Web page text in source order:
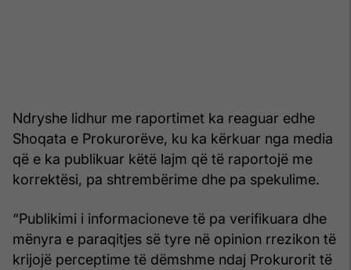
Ndryshe lidhur me raportimet ka reaguar edhe
Shoqata e Prokurorëve, ku ka kërkuar nga media
që e ka publikuar këtë lajm që të raportojë me
korrektësi, pa shtrembërime dhe pa spekulime.
“Publikimi i informacioneve të pa verifikuara dhe
mënyra e paraqitjes së tyre në opinion rrezikon të
krijojë perceptime të dëmshme ndaj Prokurorit të